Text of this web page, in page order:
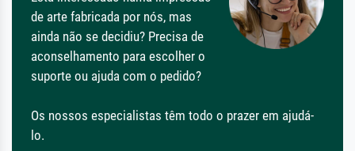
de arte fabricada por nós, mas
ainda não se decidiu? Precisa de
aconselhamento para escolher o
suporte ou ajuda com o pedido?
Os nossos especialistas têm todo o prazer em ajudá-
lo.